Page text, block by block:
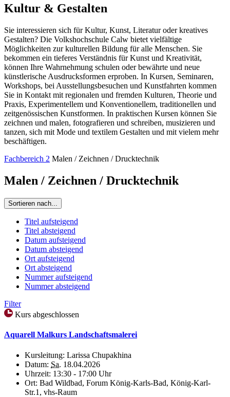
Kultur & Gestalten
Sie interessieren sich für Kultur, Kunst, Literatur oder kreatives
Gestalten? Die Volkshochschule Calw bietet vielfältige
Möglichkeiten zur kulturellen Bildung für alle Menschen. Sie
bekommen ein tieferes Verständnis für Kunst und Kreativität,
können Ihre Wahrnehmung schulen oder bewährte und neue
künstlerische Ausdrucksformen erproben. In Kursen, Seminaren,
Workshops, bei Ausstellungsbesuchen und Kunstfahrten kommen
Sie in Kontakt mit regionalen und fremden Kulturen, Theorie und
Praxis, Experimentellem und Konventionellem, traditionellen und
zeitgenössischen Kunstformen. In praktischen Kursen können Sie
zeichnen und malen, fotografieren und schreiben, musizieren und
tanzen, sich mit Mode und textilem Gestalten und mit vielem mehr
beschäftigen.
Fachbereich 2 Malen / Zeichnen / Drucktechnik
Malen / Zeichnen / Drucktechnik
Sortieren nach...
Titel aufsteigend
Titel absteigend
Datum aufsteigend
Datum absteigend
Ort aufsteigend
Ort absteigend
Nummer aufsteigend
Nummer absteigend
Filter
Kurs abgeschlossen
Aquarell Malkurs Landschaftsmalerei
Kursleitung: Larissa Chupakhina
Datum: Sa. 18.04.2026
Uhrzeit: 13:30 - 17:00 Uhr
Ort: Bad Wildbad, Forum König-Karls-Bad, König-Karl-
Str.1, vhs-Raum